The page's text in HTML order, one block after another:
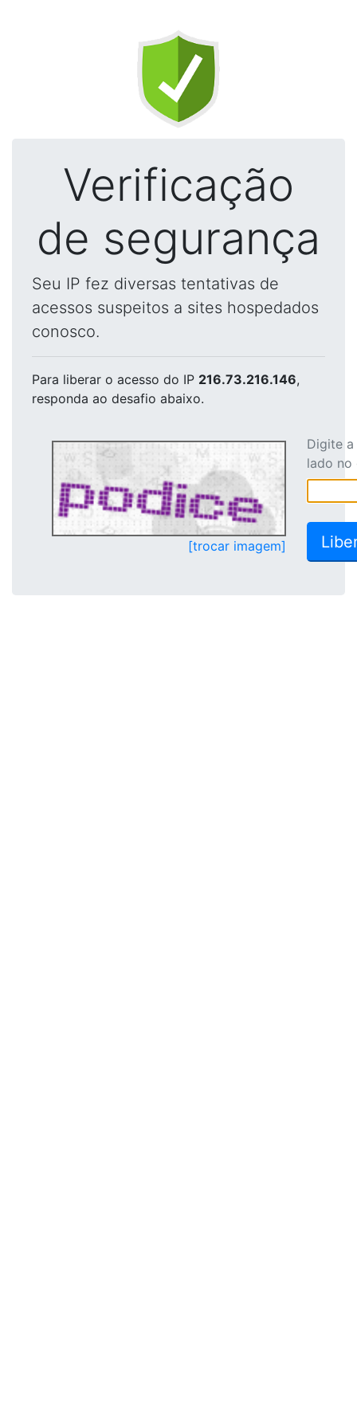
Verificação
de segurança
Seu IP fez diversas tentativas de
acessos suspeitos a sites hospedados
conosco.
Para liberar o acesso do IP 216.73.216.146,
responda ao desafio abaixo.
[trocar imagem]
Digite
lado no